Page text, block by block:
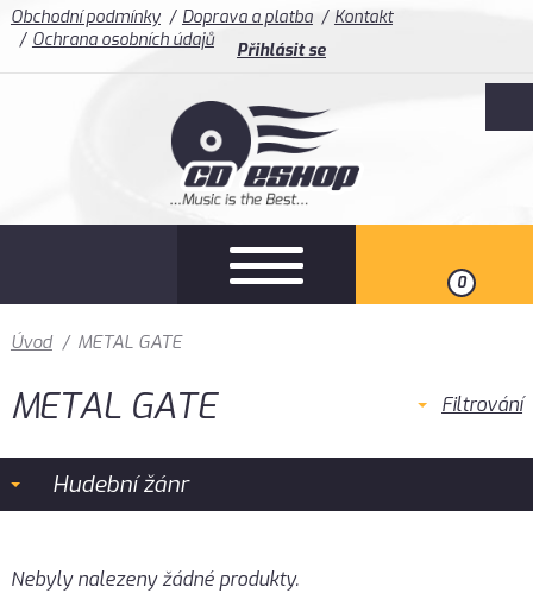
Obchodní podmínky Doprava a platba
Kontakt
Ochrana osobních údajů
Přihlásit se
0
Úvod / METAL GATE
METAL GATE Filtrování
Hudební žánr
Nebyly nalezeny žádné produkty.